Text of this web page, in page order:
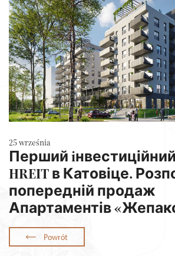
25 września
Перший
HREIT в Катовіце.
попередній продаж
Апартаментів
Powrót